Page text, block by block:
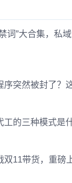
词”大合集，私
突然被封了？
的三种模式是什
双11带货，重磅